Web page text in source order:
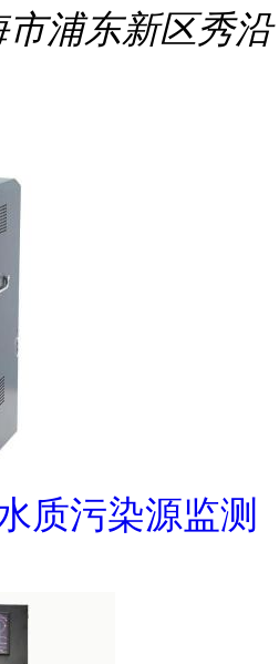
浦东新区秀沿
质污染源监测